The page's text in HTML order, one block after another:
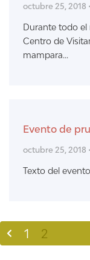
octubre 25, 2018 •
Durante todo el
Centro de
mampara...
Evento de
octubre 25, 2018 •
Texto del
1 2